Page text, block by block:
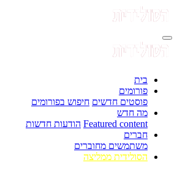
בית
פורומים
פוסטים חדשים חיפוש בפורומים
מה חדש
Featured content הודעות חדשות
חברים
משתמשים מחוברים
הסולידית ממליצה